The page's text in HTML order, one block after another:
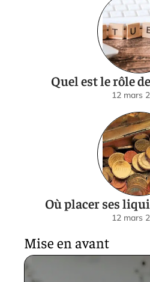
Quel est le rôle
12 mars
Où placer ses
12 mars
Mise en avant